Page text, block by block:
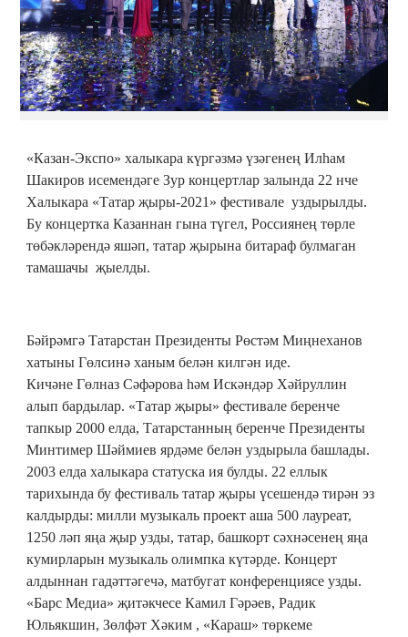
«Казан-Экспо» халыкара күргәзмә үзәгенең Илһам
Шакиров исемендәге Зур концертлар залында 22 нче
Халыкара «Татар җыры-2021» фестивале уздырылды.
Бу концертка Казаннан гына түгел, Россиянең төрле
төбәкләрендә яшәп, татар җырына битараф булмаган
тамашачы җыелды.
Бәйрәмгә Татарстан Президенты Рөстәм Миңнеханов
хатыны Гөлсинә ханым белән килгән иде.
Кичәне Гөлназ Сәфәрова һәм Искәндәр Хәйруллин
алып бардылар. «Татар җыры» фестивале беренче
тапкыр 2000 елда, Татарстанның беренче Президенты
Минтимер Шәймиев ярдәме белән уздырыла башлады.
2003 елда халыкара статуска ия булды. 22 еллык
тарихында бу фестиваль татар җыры үсешендә тирән эз
калдырды: милли музыкаль проект аша 500 лауреат,
1250 ләп яңа җыр узды, татар, башкорт сәхнәсенең яңа
кумирларын музыкаль олимпка күтәрде. Концерт
алдыннан гадәттәгечә, матбугат конференциясе узды.
«Барс Медиа» җитәкчесе Камил Гәрәев, Радик
Юльякшин, Зөлфәт Хәким , «Караш» төркеме